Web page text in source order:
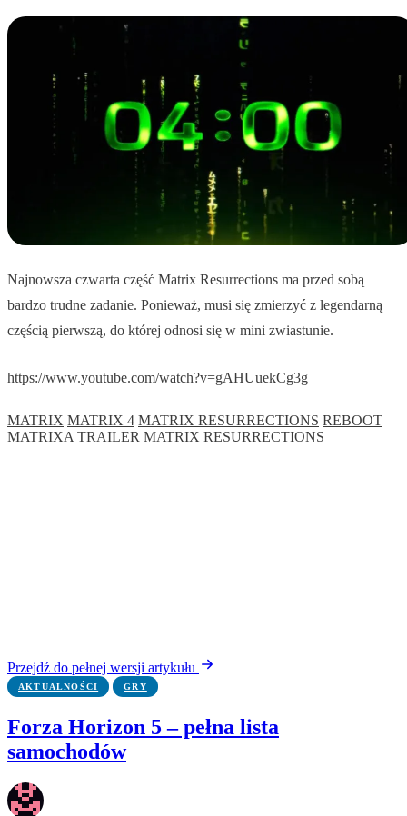
Najnowsza czwarta część Matrix Resurrections ma przed sobą
bardzo trudne zadanie. Ponieważ, musi się zmierzyć z legendarną
częścią pierwszą, do której odnosi się w mini zwiastunie.
https://www.youtube.com/watch?v=gAHUuekCg3g
MATRIX MATRIX 4 MATRIX RESURRECTIONS REBOOT
MATRIXA TRAILER MATRIX RESURRECTIONS
Przejdź do pełnej wersji artykułu
AKTUALNOŚCI GRY
Forza Horizon 5 – pełna lista
samochodów